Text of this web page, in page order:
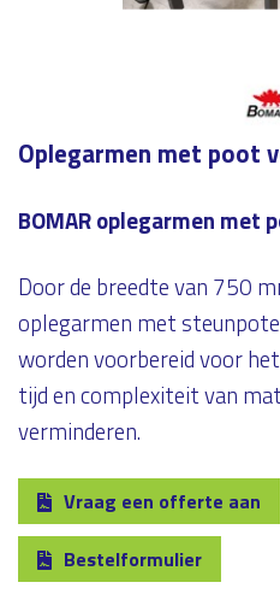
Oplegarmen met poot
BOMAR oplegarmen met
Door de breedte van 750
oplegarmen met
worden voorbereid voor
tijd en complexiteit van
verminderen.
Vraag een offerte aan
Bestelformulier